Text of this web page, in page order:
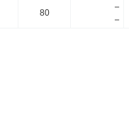
80
－
－